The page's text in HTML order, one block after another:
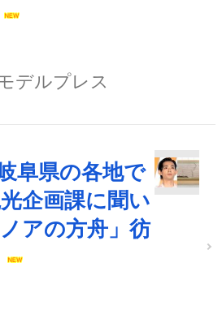
デルプレス
阜県の各地で
企画課に聞い
アの方舟」彷